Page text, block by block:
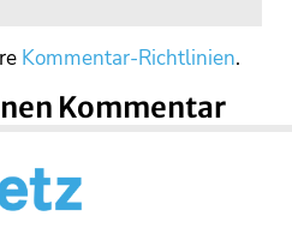
Kommentar-Richtlinien.
Kommentar